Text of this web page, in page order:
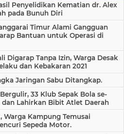
Penyelidikan Kematian dr. Alex
pada Bunuh Diri
Timur Alami Gangguan
Bantuan untuk Operasi di
Digarap Tanpa Izin, Warga Desak
dan Kebakaran 2021
Jaringan Sabu Ditangkap.
33 Klub Sepak Bola se-
dan Lahirkan Bibit Atlet Daerah
Warga Kampung Temusai
Sepeda Motor.